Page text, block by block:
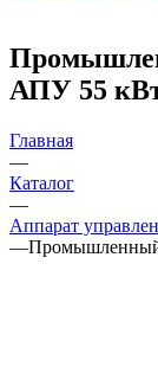
АПУ 55
Главная
—
Каталог
—
Аппарат
—Промышленный